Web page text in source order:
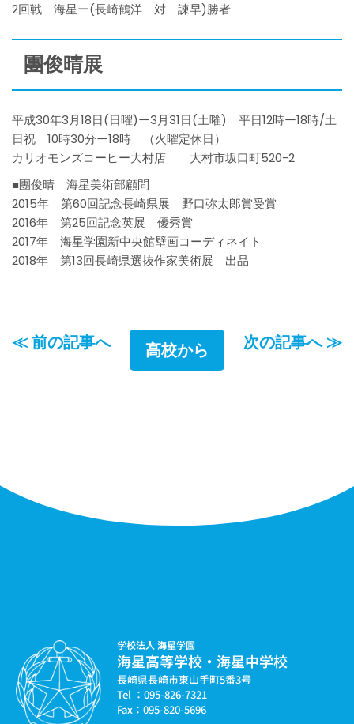
2回戦 海星ー(長崎鶴洋 対 諫早)勝者
團俊晴展
平成30年3月18日(日曜)ー3月31日(土曜) 平日12時ー18時/土
日祝 10時30分ー18時 （火曜定休日）
カリオモンズコーヒー大村店 大村市坂口町520-2
■團俊晴 海星美術部顧問
2015年 第60回記念長崎県展 野口弥太郎賞受賞
2016年 第25回記念英展 優秀賞
2017年 海星学園新中央館壁画コーディネイト
2018年 第13回長崎県選抜作家美術展 出品
≪ 前の記事へ 高校から 次の記事へ ≫
学校法人 海星学園
海星高等学校・海星中学校
長崎県長崎市東山手町5番3号
Tel ：095-826-7321
Fax：095-820-5696